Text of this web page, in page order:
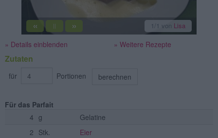
« || » 1 /1 von Lisa
» Details einblenden » Weitere Rezepte
Zutaten
für Portionen berechnen
Für das Parfait
4 g
Gelatine
2 Stk.
Eier